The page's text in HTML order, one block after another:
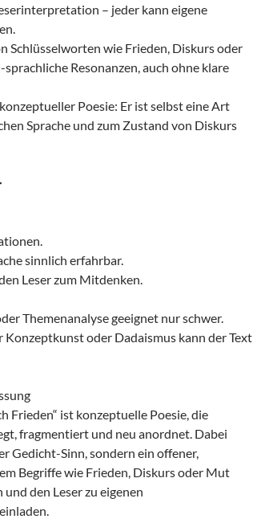
– jeder kann eigene
Schlüsselworten wie Frieden, Diskurs oder
Resonanzen, auch ohne klare
Poesie: Er ist selbst eine Art
Sprache und zum Zustand von Diskurs
sinnlich erfahrbar.
Leser zum Mitdenken.
Themenanalyse geeignet nur schwer.
Konzeptkunst oder Dadaismus kann der Text
Frieden“ ist konzeptuelle Poesie, die
fragmentiert und neu anordnet. Dabei
Gedicht-Sinn, sondern ein offener,
Begriffe wie Frieden, Diskurs oder Mut
den Leser zu eigenen